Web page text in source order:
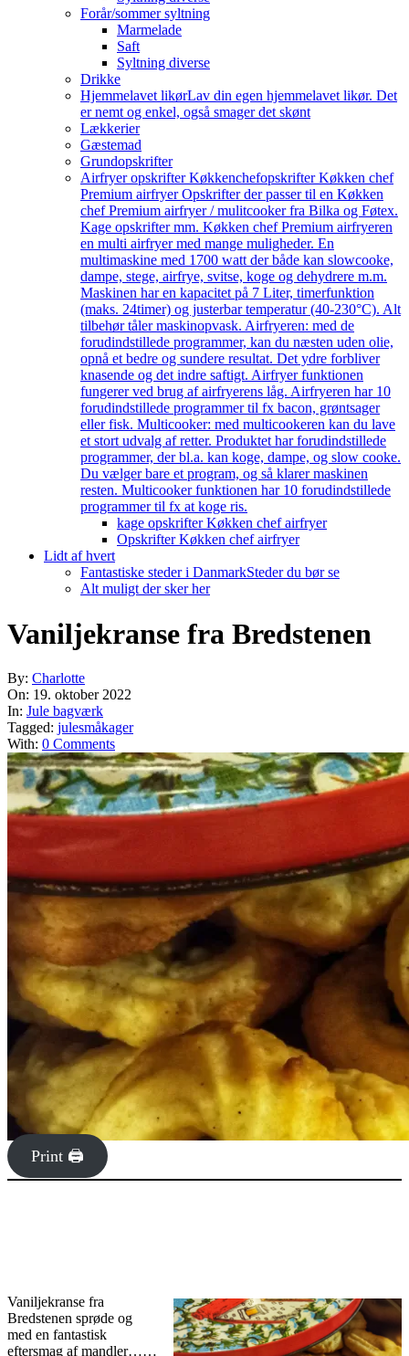
Forår/sommer syltning
Marmelade
Saft
Syltning diverse
Drikke
Hjemmelavet likørLav din egen hjemmelavet likør. Det
er nemt og enkel, også smager det skønt
Lækkerier
Gæstemad
Grundopskrifter
Airfryer opskrifter Køkkenchefopskrifter Køkken chef
Premium airfryer Opskrifter der passer til en Køkken
chef Premium airfryer / mulitcooker fra Bilka og Føtex.
Kage opskrifter mm. Køkken chef Premium airfryeren
en multi airfryer med mange muligheder. En
multimaskine med 1700 watt der både kan slowcooke,
dampe, stege, airfrye, svitse, koge og dehydrere m.m.
Maskinen har en kapacitet på 7 Liter, timerfunktion
(maks. 24timer) og justerbar temperatur (40-230°C). Alt
tilbehør tåler maskinopvask. Airfryeren: med de
forudindstillede programmer, kan du næsten uden olie,
opnå et bedre og sundere resultat. Det ydre forbliver
knasende og det indre saftigt. Airfryer funktionen
fungerer ved brug af airfryerens låg. Airfryeren har 10
forudindstillede programmer til fx bacon, grøntsager
eller fisk. Multicooker: med multicookeren kan du lave
et stort udvalg af retter. Produktet har forudindstillede
programmer, der bl.a. kan koge, dampe, og slow cooke.
Du vælger bare et program, og så klarer maskinen
resten. Multicooker funktionen har 10 forudindstillede
programmer til fx at koge ris.
kage opskrifter Køkken chef airfryer
Opskrifter Køkken chef airfryer
Lidt af hvert
Fantastiske steder i DanmarkSteder du bør se
Alt muligt der sker her
Vaniljekranse fra Bredstenen
By: Charlotte
On: 19. oktober 2022
In: Jule bagværk
Tagged: julesmåkager
With: 0 Comments
Print 🖨
Vaniljekranse fra
Bredstenen sprøde og
med en fantastisk
eftersmag af mandler……